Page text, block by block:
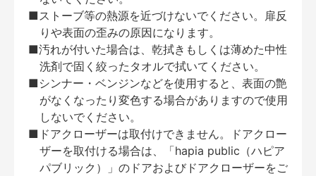
■ストーブ等の熱源を近づけないでください。扉反
りや表面の歪みの原因になります。
■汚れが付いた場合は、乾拭きもしくは薄めた中性
洗剤で固く絞ったタオルで拭いてください。
■シンナー・ベンジンなどを使用すると、表面の艶
がなくなったり変色する場合がありますので使用
しないでください。
■ドアクローザーは取付けできません。ドアクロー
ザーを取付ける場合は、「hapia public（ハピア
パブリック）」のドアおよびドアクローザーをご